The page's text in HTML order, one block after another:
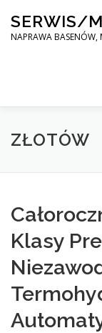
content
SERWIS/
NAPRAWA BASENÓW,
SPA SERWIS
KONTAKT
ZŁOTÓW
Klasy